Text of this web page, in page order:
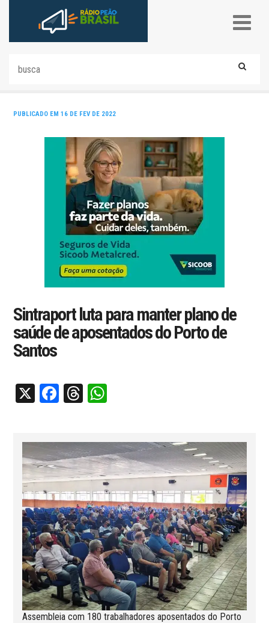
PUBLICADO EM 16 DE FEV DE 2022
Sintraport luta para manter plano de
saúde de aposentados do Porto de
Santos
X Facebook
Threads
Assembleia com 180 trabalhadores aposentados do Porto